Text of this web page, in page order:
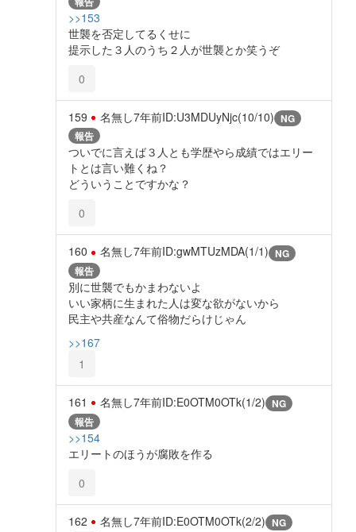
>>153
世襲を否定してるくせに
提示した３人のうち２人が世襲とか笑うぞ
0
159 名無し7年前ID:U3MDUyNjc(10/10) NG
報告
ついでに言えば３人とも学歴やら成績ではエリー
トとは言い難くね？
どういうことですかな？
0
160 名無し7年前ID:gwMTUzMDA(1/1) NG
報告
別に世襲でもかまわないよ
いい家柄に生まれた人は変な欲がないから
民主や共産なんて俗物だらけじゃん
>>167
1
161 名無し7年前ID:E0OTM0OTk(1/2) NG
報告
>>154
エリートのほうが腐敗を作る
0
162 名無し7年前ID:E0OTM0OTk(2/2) NG